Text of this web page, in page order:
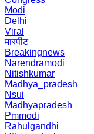
Modi
Delhi
Viral
मारपीट
Breakingnews
Narendramodi
Nitishkumar
Madhya_pradesh
Nsui
Madhyapradesh
Pmmodi
Rahulgandhi